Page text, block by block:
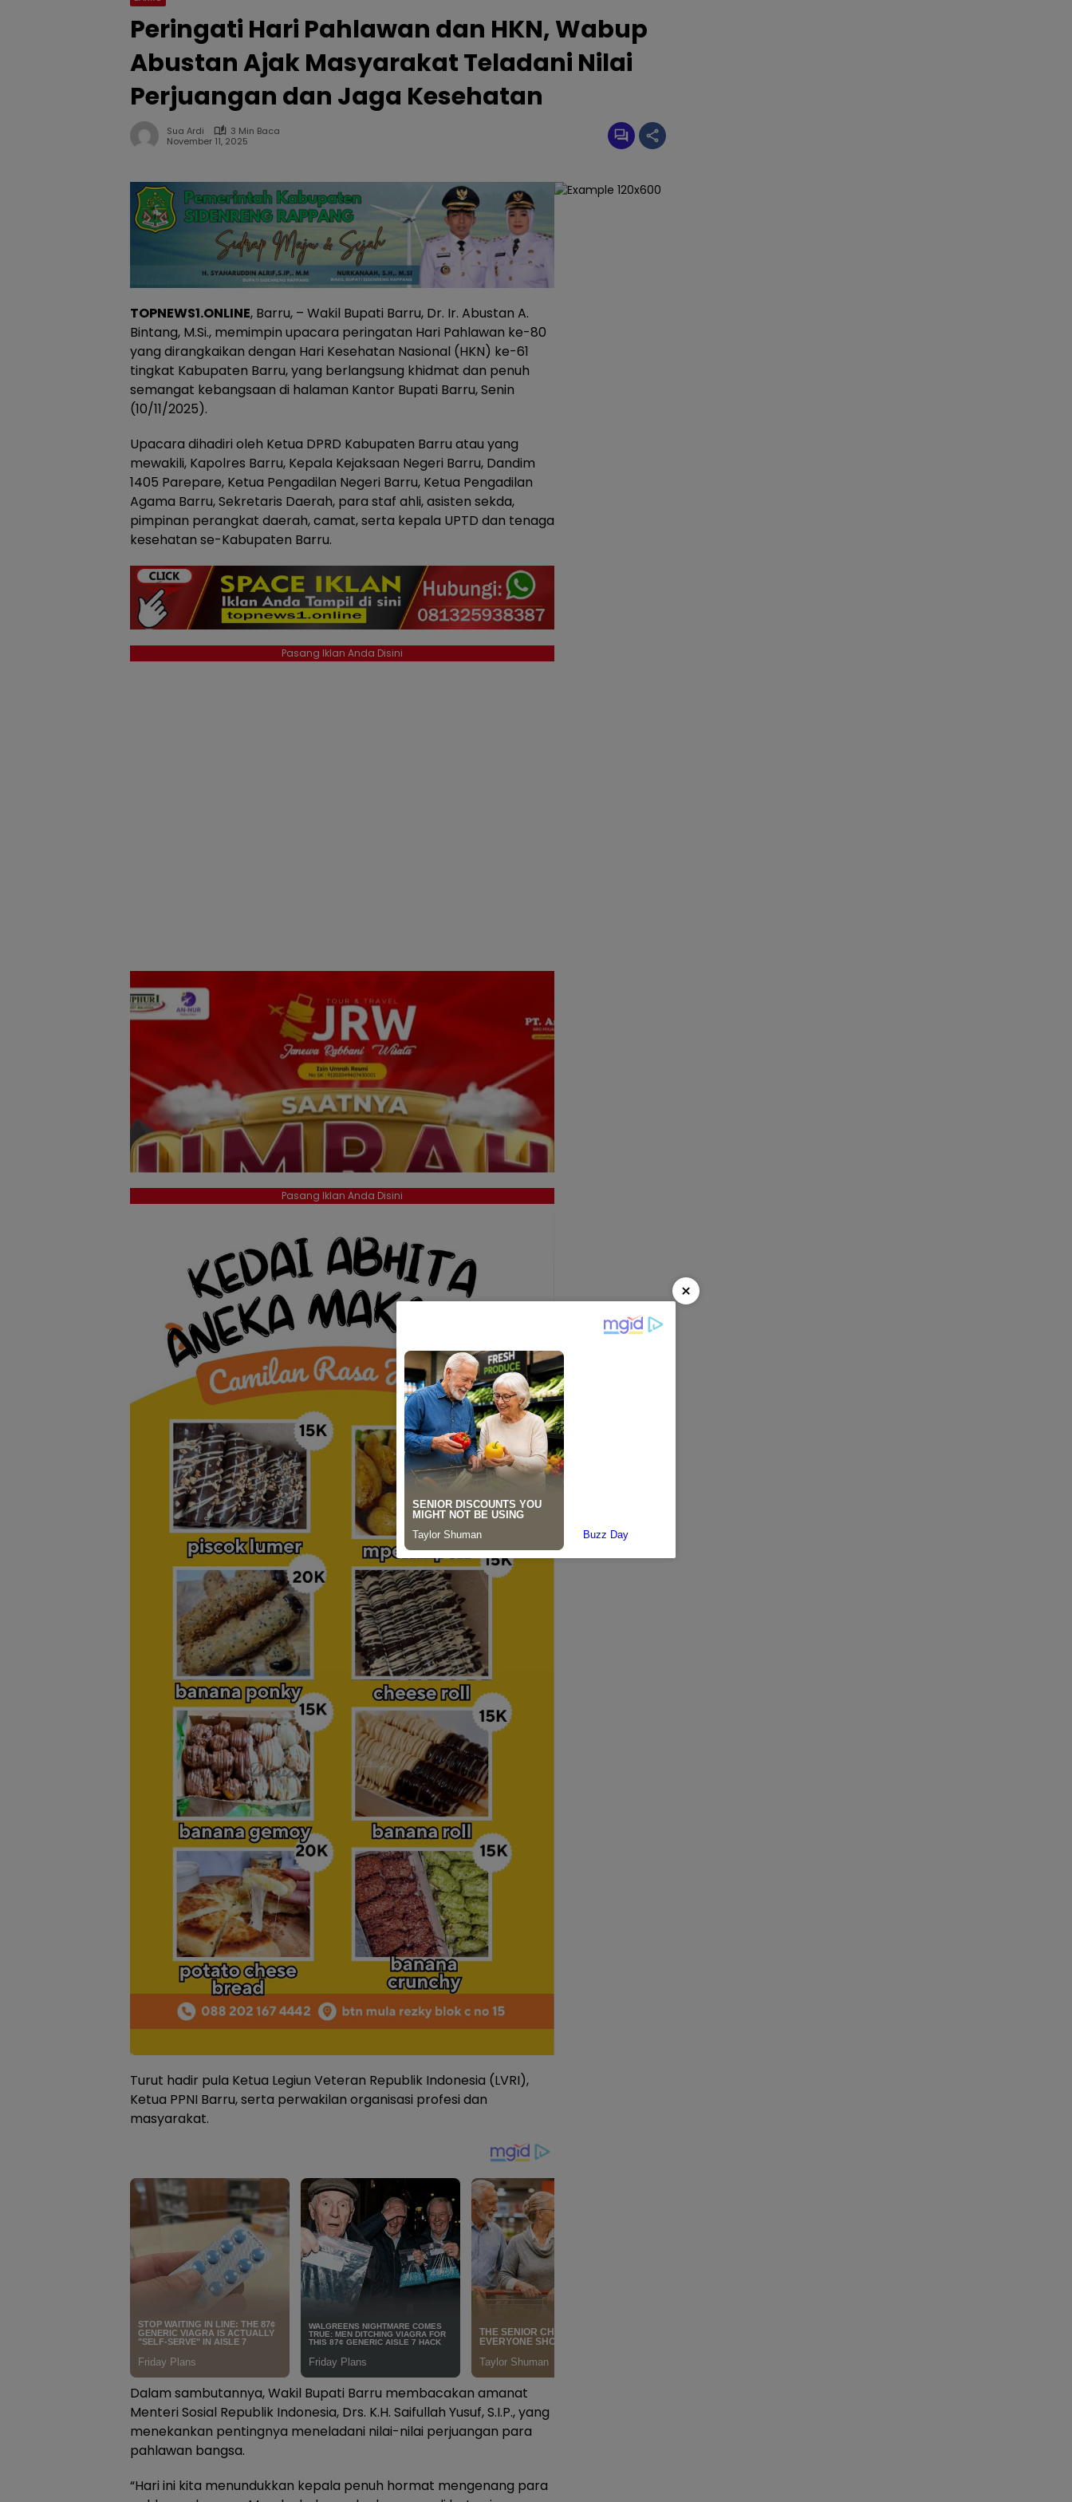
Peringati Hari Pahlawan dan HKN, Wabup
Abustan Ajak Masyarakat Teladani Nilai
Perjuangan dan Jaga Kesehatan
Sua Ardi
3 Min Baca
November 11, 2025
TOPNEWS1.ONLINE, Barru, – Wakil Bupati Barru, Dr. Ir. Abustan A.
Bintang, M.Si., memimpin upacara peringatan Hari Pahlawan ke-80
yang dirangkaikan dengan Hari Kesehatan Nasional (HKN) ke-61
tingkat Kabupaten Barru, yang berlangsung khidmat dan penuh
semangat kebangsaan di halaman Kantor Bupati Barru, Senin
(10/11/2025).
Upacara dihadiri oleh Ketua DPRD Kabupaten Barru atau yang
mewakili, Kapolres Barru, Kepala Kejaksaan Negeri Barru, Dandim
1405 Parepare, Ketua Pengadilan Negeri Barru, Ketua Pengadilan
Agama Barru, Sekretaris Daerah, para staf ahli, asisten sekda,
pimpinan perangkat daerah, camat, serta kepala UPTD dan tenaga
kesehatan se-Kabupaten Barru.
Pasang Iklan Anda Disini
Pasang Iklan Anda Disini
Turut hadir pula Ketua Legiun Veteran Republik Indonesia (LVRI),
Ketua PPNI Barru, serta perwakilan organisasi profesi dan
masyarakat.
Dalam sambutannya, Wakil Bupati Barru membacakan amanat
Menteri Sosial Republik Indonesia, Drs. K.H. Saifullah Yusuf, S.I.P., yang
menekankan pentingnya meneladani nilai-nilai perjuangan para
pahlawan bangsa.
“Hari ini kita menundukkan kepala penuh hormat mengenang para
×